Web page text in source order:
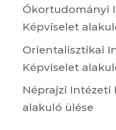
Ókortudományi
Képviselet
Orientalisztikai
Képviselet
Néprajzi Intézeti
alakuló ülése